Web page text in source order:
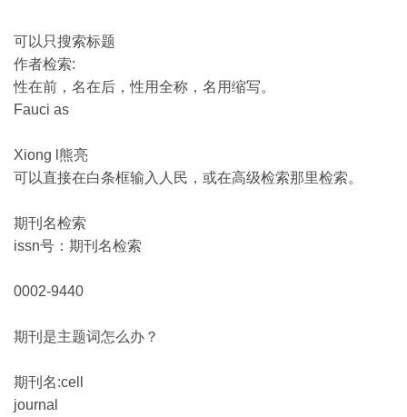
可以只搜索标题
作者检索:
性在前，名在后，性用全称，名用缩写。
Fauci as
Xiong l熊亮
可以直接在白条框输入人民，或在高级检索那里检索。
期刊名检索
issn号：期刊名检索
0002-9440
期刊是主题词怎么办？
期刊名:cell
journal